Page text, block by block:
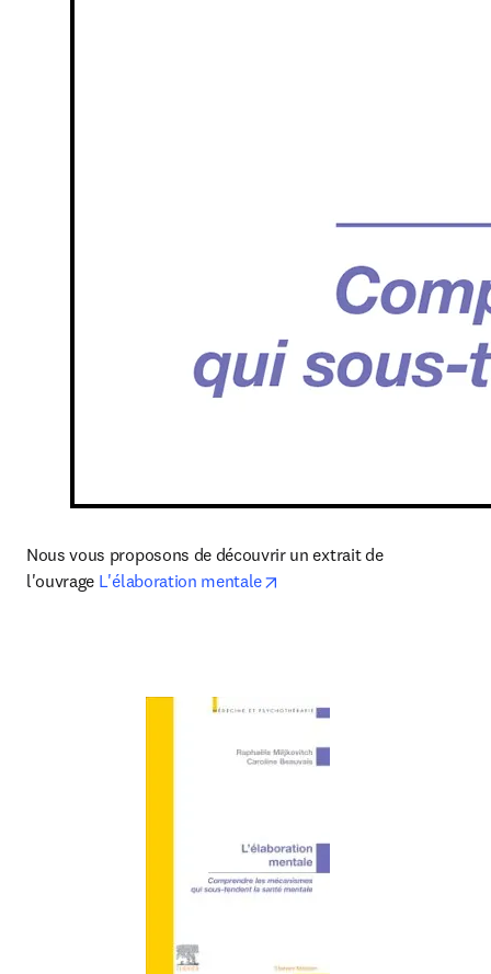
Nous vous proposons de découvrir un extrait de
l'ouvrage L'élaboration mentale